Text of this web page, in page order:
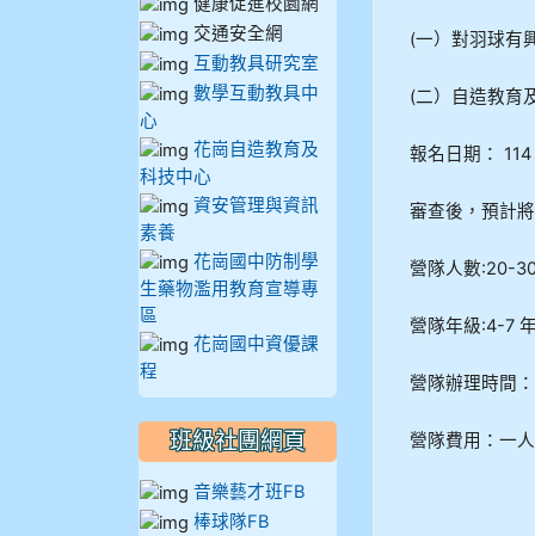
(一）對羽球有
(二）自造教育
報名日期：
審查後，預計
營隊人數:20-
營隊年級:4-7
營隊辦理時間
營隊費用：一
交通安全網
互動教具研究室
數學互動教具中
心
花崗自造教育及
科技中心
資安管理與資訊
素養
花崗國中防制學
生藥物濫用教育宣導專
區
花崗國中資優課
程
班級社團網頁
音樂藝才班FB
棒球隊FB